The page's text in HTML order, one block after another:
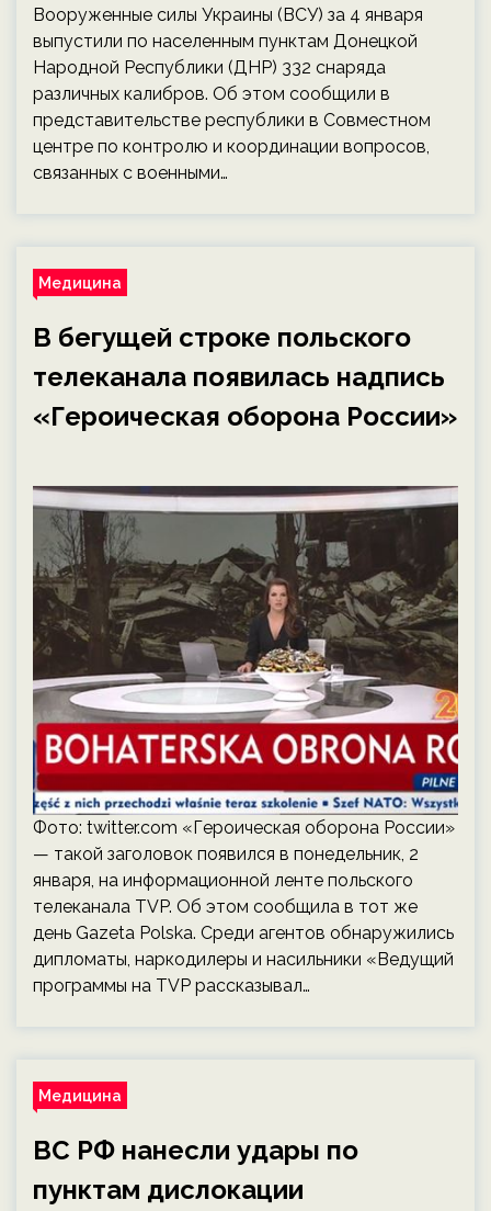
Вооруженные силы Украины (ВСУ) за 4 января
выпустили по населенным пунктам Донецкой
Народной Республики (ДНР) 332 снаряда
различных калибров. Об этом сообщили в
представительстве республики в Совместном
центре по контролю и координации вопросов,
связанных с военными…
Медицина
В бегущей строке польского
телеканала появилась надпись
«Героическая оборона России»
Фото: twitter.com «Героическая оборона России»
— такой заголовок появился в понедельник, 2
января, на информационной ленте польского
телеканала TVP. Об этом сообщила в тот же
день Gazeta Polska. Среди агентов обнаружились
дипломаты, наркодилеры и насильники «Ведущий
программы на TVP рассказывал…
Медицина
ВС РФ нанесли удары по
пунктам дислокации